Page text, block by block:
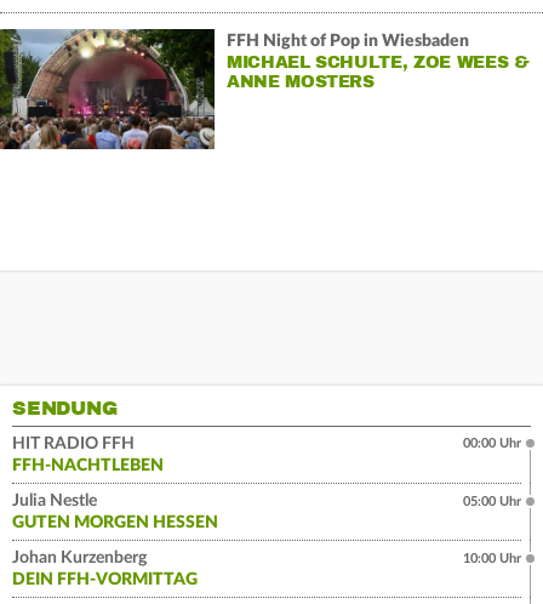
FFH Night of Pop in Wiesbaden
MICHAEL SCHULTE, ZOE WEES &
ANNE MOSTERS
SENDUNG
HIT RADIO FFH
FFH-NACHTLEBEN
00:00 Uhr
Julia Nestle
GUTEN MORGEN HESSEN
05:00 Uhr
Johan Kurzenberg
DEIN FFH-VORMITTAG
10:00 Uhr